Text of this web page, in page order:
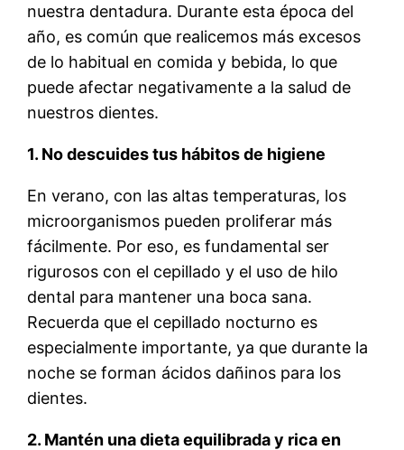
nuestra dentadura. Durante esta época del
año, es común que realicemos más excesos
de lo habitual en comida y bebida, lo que
puede afectar negativamente a la salud de
nuestros dientes.
1. No descuides tus hábitos de higiene
En verano, con las altas temperaturas, los
microorganismos pueden proliferar más
fácilmente. Por eso, es fundamental ser
rigurosos con el cepillado y el uso de hilo
dental para mantener una boca sana.
Recuerda que el cepillado nocturno es
especialmente importante, ya que durante la
noche se forman ácidos dañinos para los
dientes.
2. Mantén una dieta equilibrada y rica en